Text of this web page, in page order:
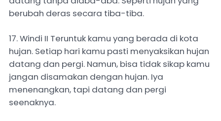
berubah deras secara tiba-tiba.
17. Windi II Teruntuk kamu yang berada di kota
hujan. Setiap hari kamu pasti menyaksikan hujan
datang dan pergi. Namun, bisa tidak sikap kamu
jangan disamakan dengan hujan. Iya
menenangkan, tapi datang dan pergi
seenaknya.